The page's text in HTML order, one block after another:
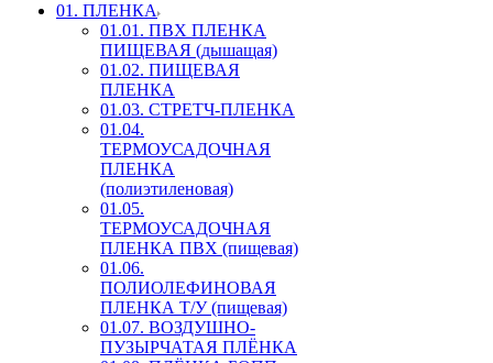
01. ПЛЕНКА
01.01. ПВХ ПЛЕНКА
ПИЩЕВАЯ (дышащая)
01.02. ПИЩЕВАЯ
ПЛЕНКА
01.03. СТРЕТЧ-ПЛЕНКА
01.04.
ТЕРМОУСАДОЧНАЯ
ПЛЕНКА
(полиэтиленовая)
01.05.
ТЕРМОУСАДОЧНАЯ
ПЛЕНКА ПВХ (пищевая)
01.06.
ПОЛИОЛЕФИНОВАЯ
ПЛЕНКА Т/У (пищевая)
01.07. ВОЗДУШНО-
ПУЗЫРЧАТАЯ ПЛЁНКА